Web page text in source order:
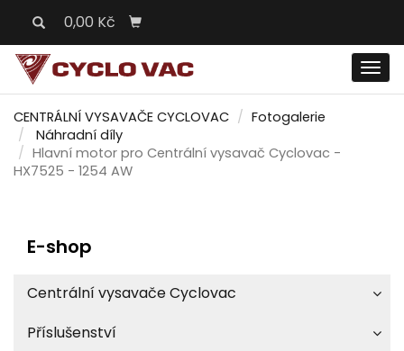
0,00 Kč
CENTRÁLNÍ VYSAVAČE CYCLOVAC
Fotogalerie
Náhradní díly
Hlavní motor pro Centrální vysavač Cyclovac -
HX7525 - 1254 AW
E-shop
Centrální vysavače Cyclovac
Příslušenství